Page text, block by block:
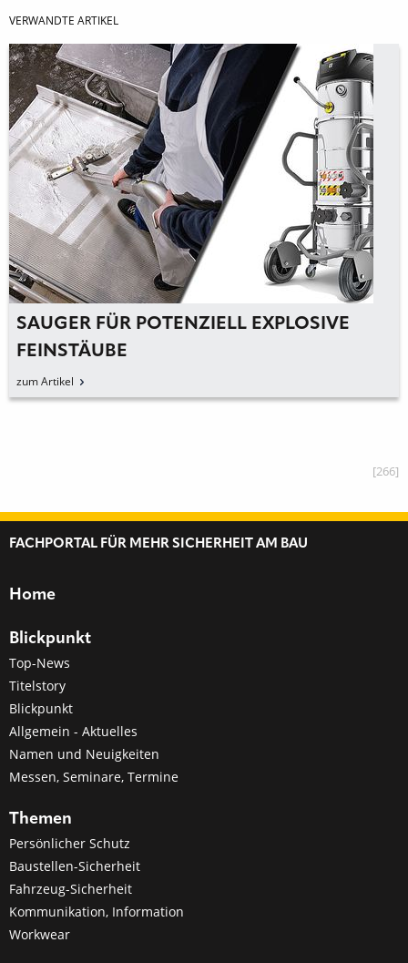
VERWANDTE ARTIKEL
SAUGER FÜR POTENZIELL EXPLOSIVE
FEINSTÄUBE
zum Artikel
[266]
FACHPORTAL FÜR MEHR SICHERHEIT AM BAU
Home
Blickpunkt
Top-News
Titelstory
Blickpunkt
Allgemein - Aktuelles
Namen und Neuigkeiten
Messen, Seminare, Termine
Themen
Persönlicher Schutz
Baustellen-Sicherheit
Fahrzeug-Sicherheit
Kommunikation, Information
Workwear